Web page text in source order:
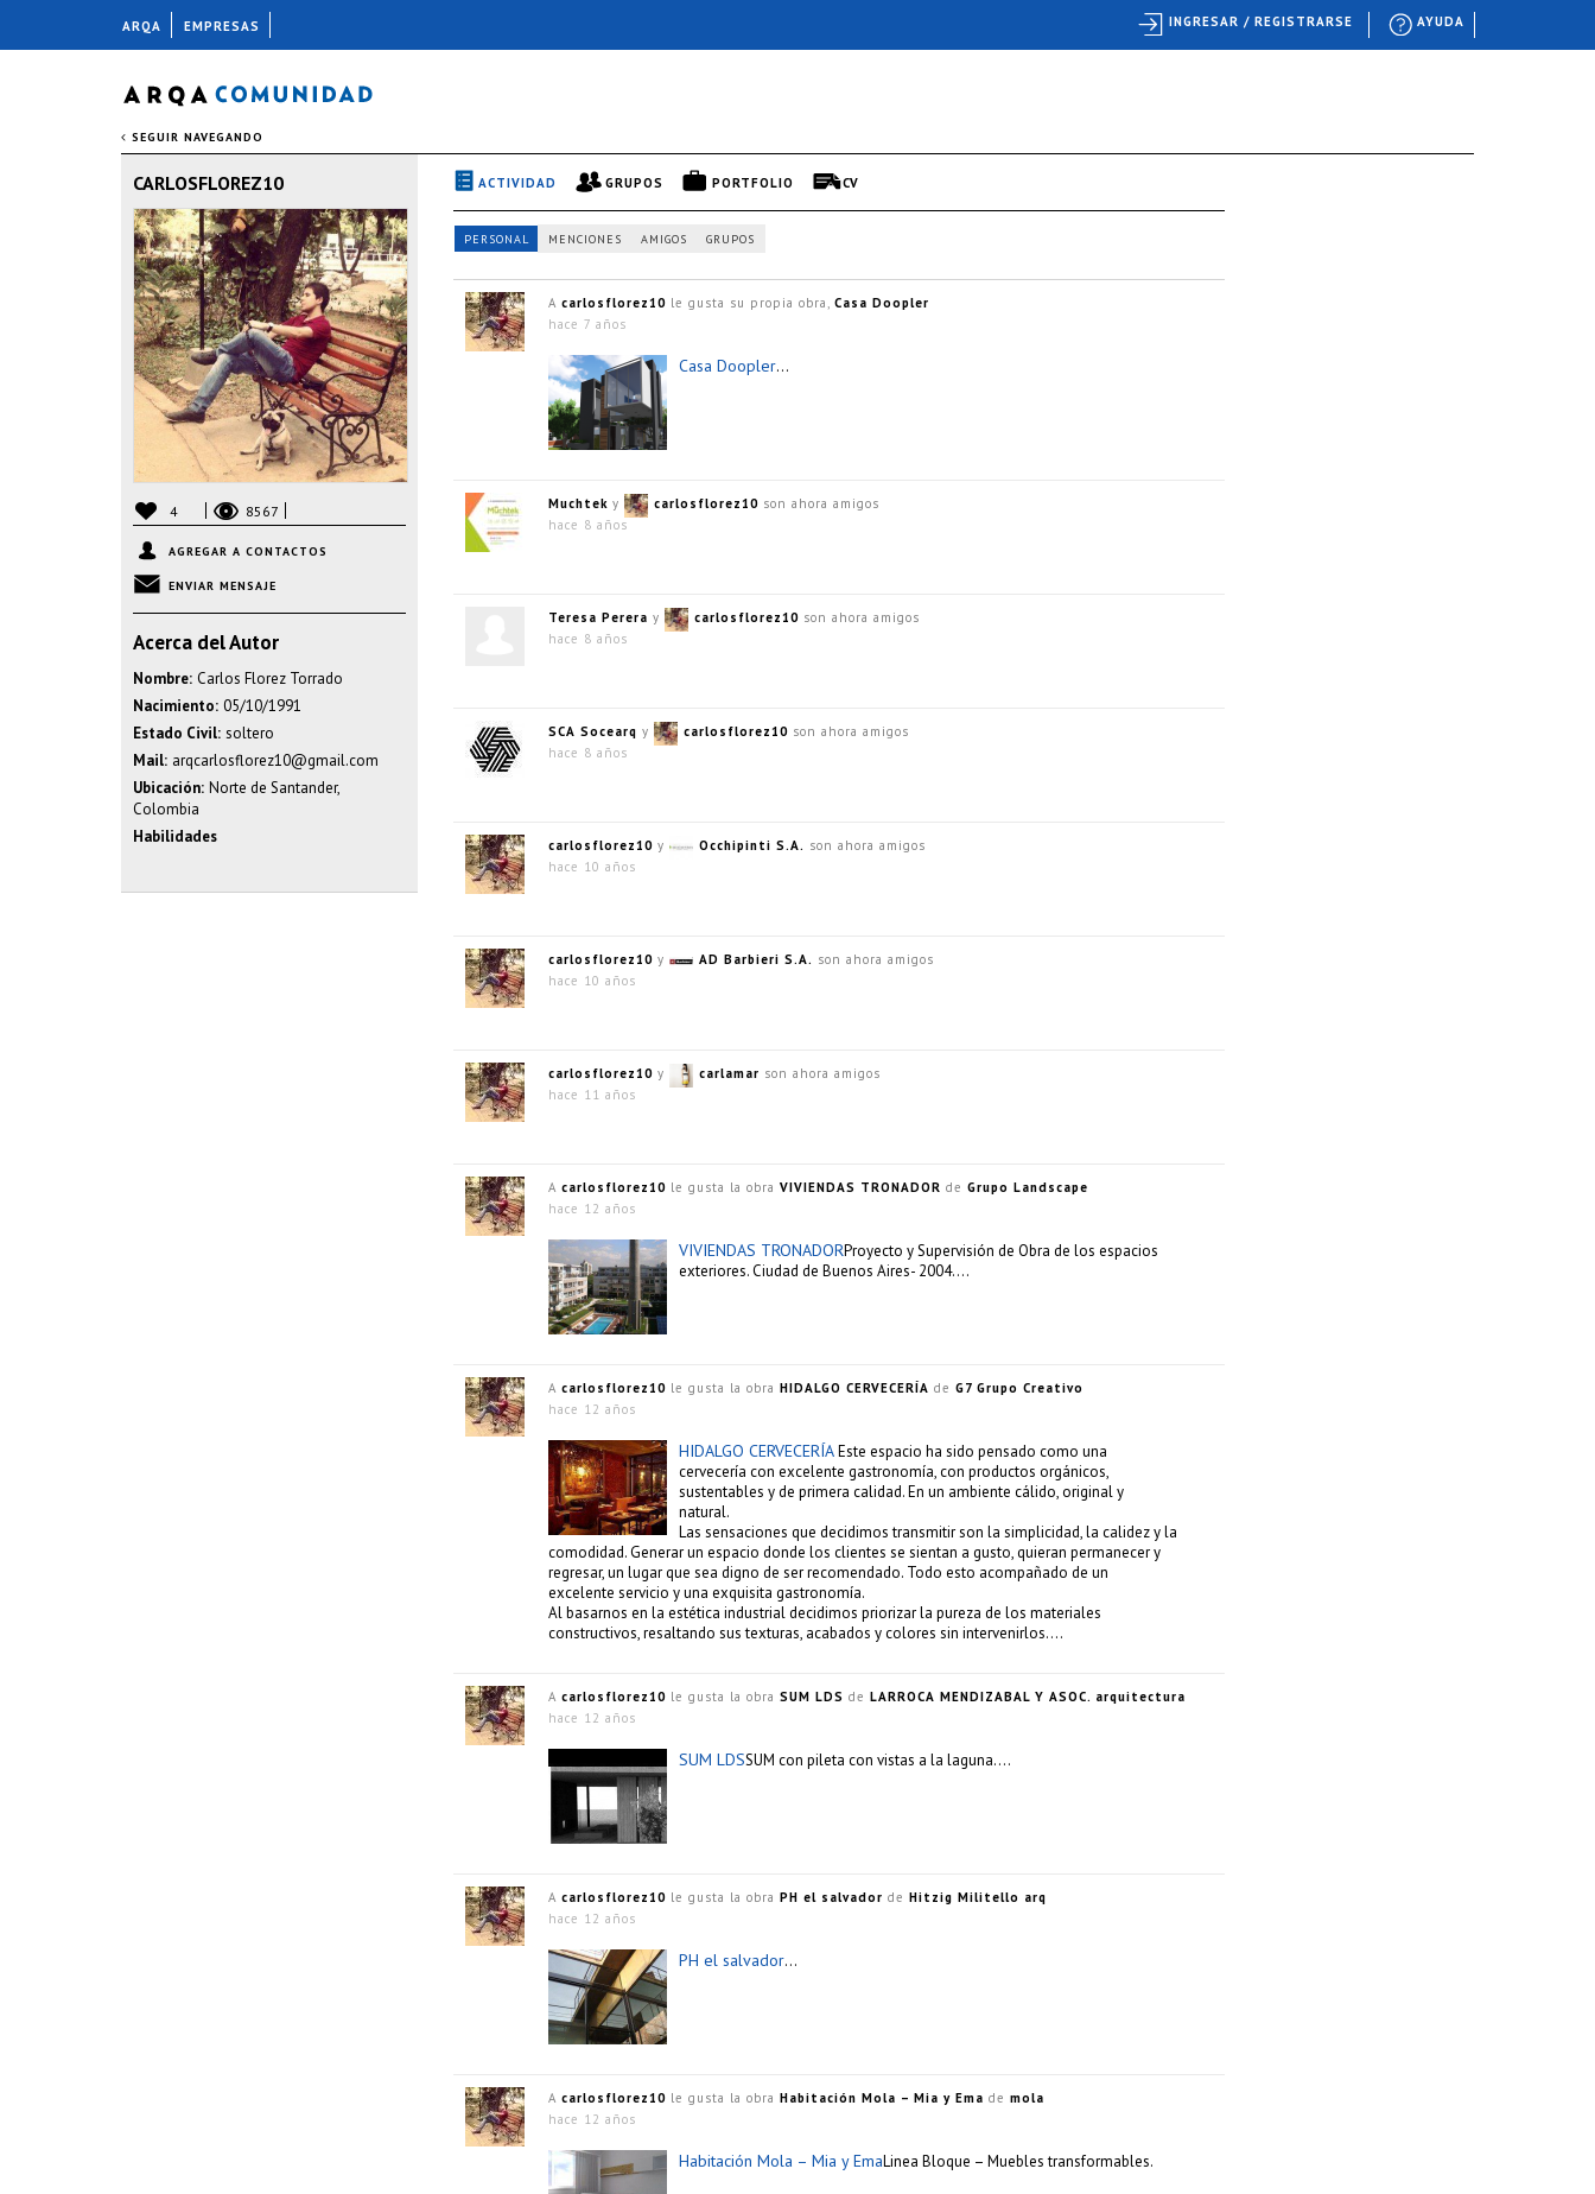
SEGUIR NAVEGANDO
CARLOSFLOREZ10
4 8567
AGREGAR A CONTACTOS
ENVIAR MENSAJE
Acerca del Autor
Nombre: Carlos Florez Torrado
Nacimiento: 05/10/1991
Estado Civil: soltero
Mail: arqcarlosflorez10@gmail.com
Ubicación: Norte de Santander,
Colombia
Habilidades
ACTIVIDAD GRUPOS PORTFOLIO CV
PERSONAL MENCIONES AMIGOS GRUPOS
A carlosflorez10 le gusta su propia obra, Casa Doopler
hace 7 años
Casa Doopler…
Muchtek y carlosflorez10 son ahora amigos
hace 8 años
Teresa Perera y carlosflorez10 son ahora amigos
hace 8 años
SCA Socearq y carlosflorez10 son ahora amigos
hace 8 años
carlosflorez10 y Occhipinti S.A. son ahora amigos
hace 10 años
carlosflorez10 y AD Barbieri S.A. son ahora amigos
hace 10 años
carlosflorez10 y carlamar son ahora amigos
hace 11 años
A carlosflorez10 le gusta la obra VIVIENDAS TRONADOR de Grupo Landscape
hace 12 años
VIVIENDAS TRONADORProyecto y Supervisión de Obra de los espacios
exteriores. Ciudad de Buenos Aires- 2004….
A carlosflorez10 le gusta la obra HIDALGO CERVECERÍA de G7 Grupo Creativo
hace 12 años
HIDALGO CERVECERÍAEste espacio ha sido pensado como una
cervecería con excelente gastronomía, con productos orgánicos,
sustentables y de primera calidad. En un ambiente cálido, original y
natural.
Las sensaciones que decidimos transmitir son la simplicidad, la calidez y la
comodidad. Generar un espacio donde los clientes se sientan a gusto, quieran permanecer y
regresar, un lugar que sea digno de ser recomendado. Todo esto acompañado de un
excelente servicio y una exquisita gastronomía.
Al basarnos en la estética industrial decidimos priorizar la pureza de los materiales
constructivos, resaltando sus texturas, acabados y colores sin intervenirlos….
A carlosflorez10 le gusta la obra SUM LDS de LARROCA MENDIZABAL Y ASOC. arquitectura
hace 12 años
SUM LDSSUM con pileta con vistas a la laguna….
A carlosflorez10 le gusta la obra PH el salvador de Hitzig Militello arq
hace 12 años
PH el salvador…
A carlosflorez10 le gusta la obra Habitación Mola – Mia y Ema de mola
hace 12 años
Habitación Mola – Mia y EmaLinea Bloque – Muebles transformables.
ARQA EMPRESAS AYUDA
INGRESAR / REGISTRARSE